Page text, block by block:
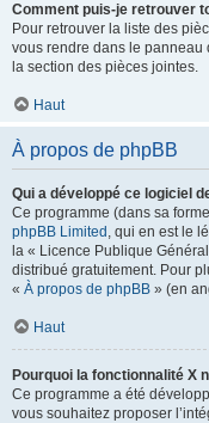
Comment puis-je retrouver
Pour retrouver la liste des
vous rendre dans le panneau
la section des pièces jointes.
Haut
À propos de phpBB
Qui a développé ce logiciel
Ce programme (dans sa
phpBB Limited , qui en est le
la « Licence Publique
distribué gratuitement. Pour
« À propos de phpBB » (en
Haut
Pourquoi la fonctionnalité X
Ce programme a été
vous souhaitez proposer